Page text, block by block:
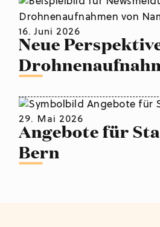
16. Juni 2026
Neue
29. Mai 2026
Angebote für
Bern